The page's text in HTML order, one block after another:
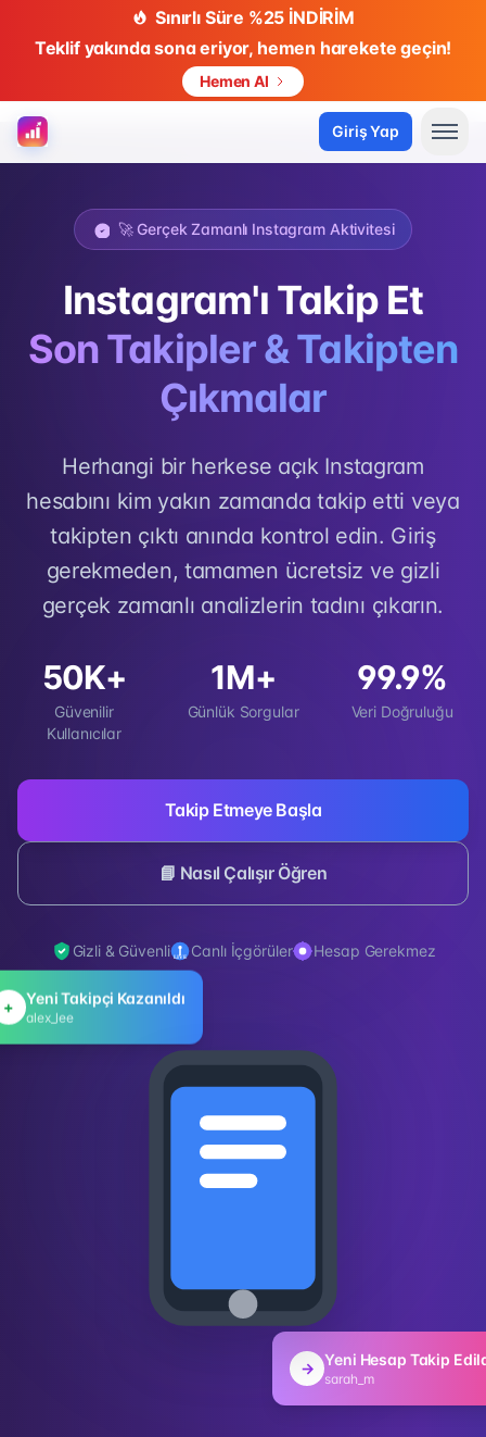
Sınırlı Süre %25 İNDİRİM
Teklif yakında sona eriyor, hemen harekete geçin!
Hemen Al
Giriş Yap
🚀 Gerçek Zamanlı Instagram Aktivitesi
Instagram'ı Takip Et
Son Takipler & Takipten
Çıkmalar
Herhangi bir herkese açık Instagram
hesabını kim yakın zamanda takip etti veya
takipten çıktı anında kontrol edin. Giriş
gerekmeden, tamamen ücretsiz ve gizli
gerçek zamanlı analizlerin tadını çıkarın.
50K+
Güvenilir
Kullanıcılar
1M+
Günlük Sorgular
99.9%
Veri Doğruluğu
Takip Etmeye Başla
📘 Nasıl Çalışır Öğren
Gizli & Güvenli Canlı İçgörüler Hesap Gerekmez
Yeni Takipçi Kazanıldı
alex_lee
→ Yeni Hesap Takip
sarah_m